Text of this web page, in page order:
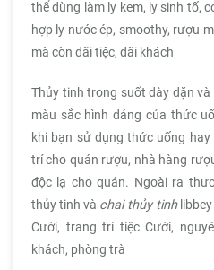
thể dùng làm ly kem, ly sinh tố,
hợp ly nước ép, smoothy, rượu
mà còn đãi tiệc, đãi khách
Thủy tinh trong suốt dày dặn
màu sắc hình dáng của thức
khi bạn sử dụng thức uống hay
trí cho quán rượu, nhà hàng
độc lạ cho quán. Ngoài ra
thủy tinh và chai thủy tinhlibbey
Cưới, trang trí tiệc Cưới,
khách, phòng trà